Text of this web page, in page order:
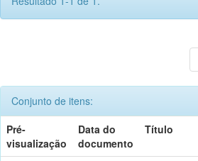
Conjunto de itens:
Pré-
visualização
Data do
documento
Título